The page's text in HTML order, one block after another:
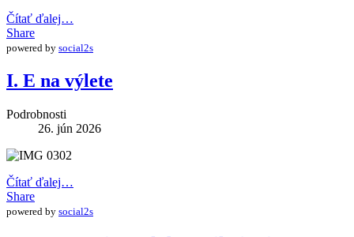
Čítať ďalej…
Share
powered by social2s
I. E na výlete
Podrobnosti
26. jún 2026
Čítať ďalej…
Share
powered by social2s